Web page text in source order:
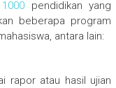
pendidikan yang
beberapa program
antara lain:
rapor atau hasil ujian